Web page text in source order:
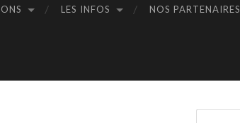
LES INFOS NOS PARTENAIRES